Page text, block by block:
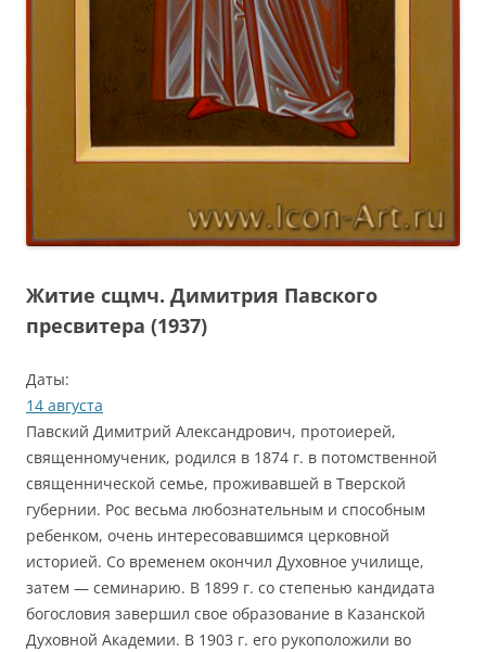
Житие сщмч. Димитрия Павского
пресвитера (1937)
Даты:
14 августа
Павский Димитрий Александрович, протоиерей,
священномученик, родился в 1874 г. в потомственной
священнической семье, проживавшей в Тверской
губернии. Рос весьма любознательным и способным
ребенком, очень интересовавшимся церковной
историей. Со временем окончил Духовное училище,
затем — семинарию. В 1899 г. со степенью кандидата
богословия завершил свое образование в Казанской
Духовной Академии. В 1903 г. его рукоположили во